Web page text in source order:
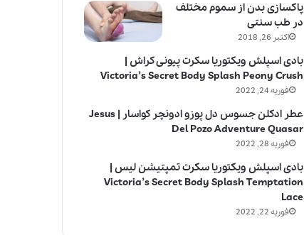
پاکسازی بدن از سموم مختلف
در طب سنتی
اکتبر 26, 2018
بادی اسپلش ویکتوریا سکرت پیونی کراش |
Victoria’s Secret Body Splash Peony Crush
فوریه 24, 2022
عطر ادکلن جسوس دل پوزو ادونچر کواسار | Jesus
Del Pozo Adventure Quasar
فوریه 28, 2022
بادی اسپلش ویکتوریا سکرت تمپتیشن لیس |
Victoria’s Secret Body Splash Temptation
Lace
فوریه 22, 2022